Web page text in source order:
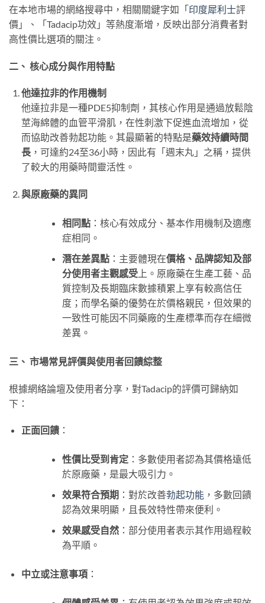
在本地市場的網絡搜尋中，相關關鍵字如「印度犀利士評
價」、「Tadacip功效」等熱度漸增，反映出部分消費者對
高性價比選項的關注。
二、 核心成分與作用特點
他達拉非的作用機制
他達拉非是一種PDE5抑制劑，其核心作用是通過放鬆陰
莖海綿體的血管平滑肌，在性刺激下促進血流增加，從
而協助改善勃起功能。其最顯著的特點是藥效持續時間
長，可達約24至36小時，因此有「週末丸」之稱，提供
了較大的用藥時間靈活性。
與原廠藥的異同
相同點：核心有效成分、基本作用機制及適應
症相同。
潛在差異點：主要體現在價格、品牌認知及部
分使用者主觀感受上。原廠藥在生產工藝、品
質控制及長期臨床數據積累上享有較高信任
度；而學名藥的優勢在於價格親民，但效果的
一致性可能因不同藥廠的生產標準而存在細微
差異。
三、 市場常見評價與使用者回饋綜整
根據網絡論壇及使用者分享，對Tadacip的評價可歸納如
下：
正面回饋：
性價比受到肯定：多數使用者認為其價格遠低
於原廠藥，是最大吸引力。
效果符合預期：對於改善勃起功能，多數回饋
認為效果明顯，且長效特性帶來便利。
效果感受自然：部分使用者表示其作用過程較
為平順。
中立或注意事項：